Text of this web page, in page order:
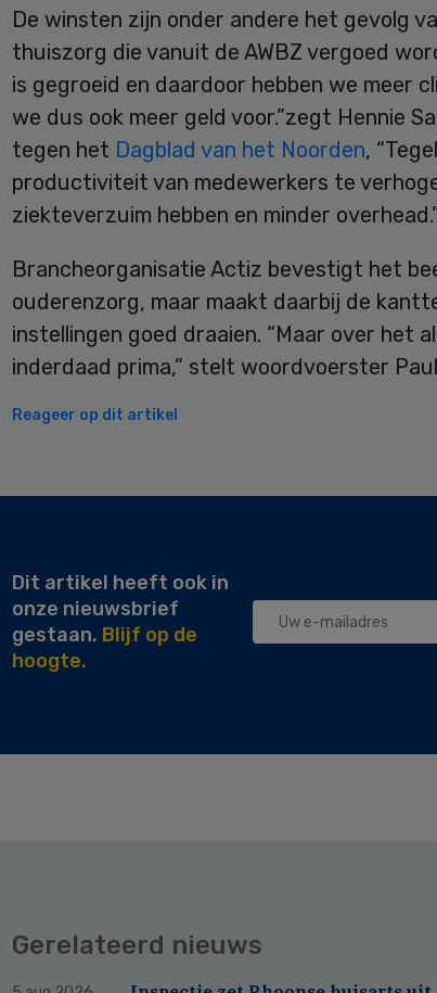
De winsten zijn onder andere het gevolg
thuiszorg die vanuit de AWBZ vergoed
is gegroeid en daardoor hebben we meer
we dus ook meer geld voor.”zegt Hennie
tegen het Dagblad van het Noorden,
productiviteit van medewerkers te
ziekteverzuim hebben en minder
Brancheorganisatie Actiz bevestigt het
ouderenzorg, maar maakt daarbij de
instellingen goed draaien. “Maar over het
inderdaad prima,” stelt woordvoerster
Reageer op dit artikel
Dit artikel heeft ook in
onze nieuwsbrief
gestaan. Blijf op de
hoogte.
Gerelateerd nieuws